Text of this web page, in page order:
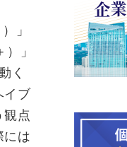
」
」
く
イブ
点
には